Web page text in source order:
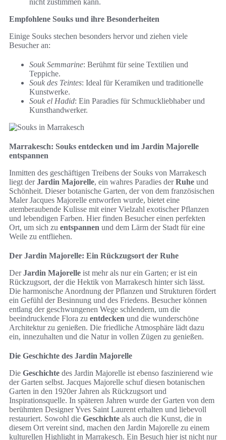
nicht zustimmen kann.
Empfohlene Souks und ihre Besonderheiten
Einige Souks stechen besonders hervor und ziehen viele
Besucher an:
Souk Semmarine: Berühmt für seine Textilien und
Teppiche.
Souk des Teintes: Ideal für Keramiken und traditionelle
Kunstwerke.
Souk el Hadid: Ein Paradies für Schmuckliebhaber und
Kunsthandwerker.
Marrakesch: Souks entdecken und im Jardin Majorelle
entspannen
Inmitten des geschäftigen Treibens der Souks von Marrakesch
liegt derJardin Majorelle, ein wahres Paradies derRuhe und
Schönheit. Dieser botanische Garten, der von dem französischen
Maler Jacques Majorelle entworfen wurde, bietet eine
atemberaubende Kulisse mit einer Vielzahl exotischer Pflanzen
und lebendigen Farben. Hier finden Besucher einen perfekten
Ort, um sich zu entspannen und dem Lärm der Stadt für eine
Weile zu entfliehen.
Der Jardin Majorelle: Ein Rückzugsort der Ruhe
DerJardin Majorelle ist mehr als nur ein Garten; er ist ein
Rückzugsort, der die Hektik von Marrakesch hinter sich lässt.
Die harmonische Anordnung der Pflanzen und Strukturen fördert
ein Gefühl der Besinnung und des Friedens. Besucher können
entlang der geschwungenen Wege schlendern, um die
beeindruckende Flora zu entdecken und die wunderschöne
Architektur zu genießen. Die friedliche Atmosphäre lädt dazu
ein, innezuhalten und die Natur in vollen Zügen zu genießen.
Die Geschichte des Jardin Majorelle
Die Geschichte des Jardin Majorelle ist ebenso faszinierend wie
der Garten selbst. Jacques Majorelle schuf diesen botanischen
Garten in den 1920er Jahren als Rückzugsort und
Inspirationsquelle. In späteren Jahren wurde der Garten von dem
berühmten Designer Yves Saint Laurent erhalten und liebevoll
restauriert. Sowohl die Geschichte als auch die Kunst, die in
diesem Ort vereint sind, machen den Jardin Majorelle zu einem
kulturellen Highlight in Marrakesch. Ein Besuch hier ist nicht nur